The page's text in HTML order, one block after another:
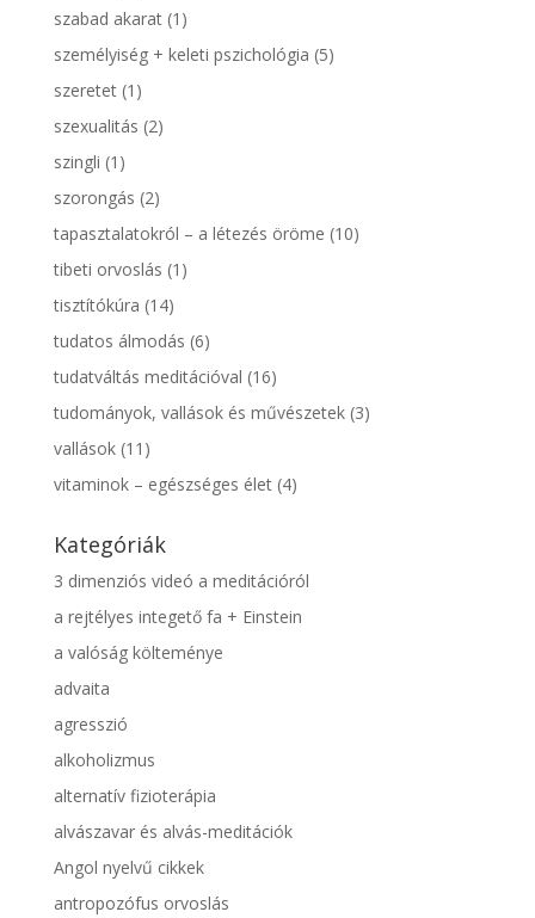
szabad akarat(1)
személyiség + keleti pszichológia (5)
szeretet(1)
szexualitás (2)
szingli (1)
szorongás (2)
tapasztalatokról – a létezés öröme (10)
tibeti orvoslás (1)
tisztítókúra (14)
tudatos álmodás (6)
tudatváltás meditációval (16)
tudományok, vallások és művészetek(3)
vallások(11)
vitaminok – egészséges élet(4)
Kategóriák
3 dimenziós videó a meditációról
a rejtélyes integető fa + Einstein
a valóság költeménye
advaita
agresszió
alkoholizmus
alternatív fizioterápia
alvászavar és alvás-meditációk
Angol nyelvű cikkek
antropozófus orvoslás